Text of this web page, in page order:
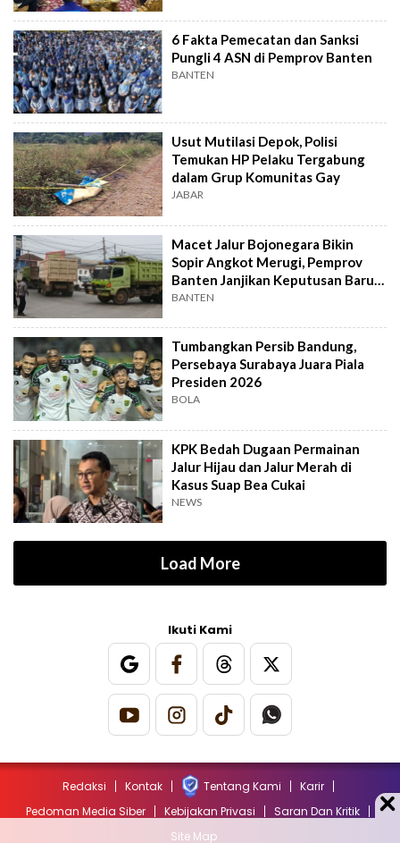
6 Fakta Pemecatan dan Sanksi
Pungli 4 ASN di Pemprov Banten
BANTEN
Usut Mutilasi Depok, Polisi
Temukan HP Pelaku Tergabung
dalam Grup Komunitas Gay
JABAR
Macet Jalur Bojonegara Bikin
Sopir Angkot Merugi, Pemprov
Banten Janjikan Keputusan Baru 4
Hari Lagi
BANTEN
Tumbangkan Persib Bandung,
Persebaya Surabaya Juara Piala
Presiden 2026
BOLA
KPK Bedah Dugaan Permainan
Jalur Hijau dan Jalur Merah di
Kasus Suap Bea Cukai
NEWS
Load More
Ikuti Kami
Redaksi Kontak Tentang Kami
Karir
Pedoman Media Siber
Kebijakan Privasi
Saran Dan Kritik
Site Map